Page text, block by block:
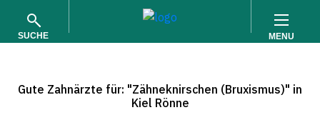
SUCHE MENU
Gute Zahnärzte für: "Zähneknirschen (Bruxismus)" in
Kiel Rönne